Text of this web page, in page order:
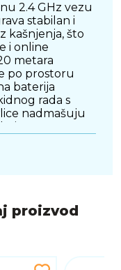
2.4 GHz vezu
stabilan i
kašnjenja, što
i online
metara
po prostoru
baterija
rada s
nadmašuju
su za
prostornični
i
za
proizvod